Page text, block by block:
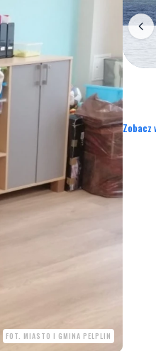
FOT. MIASTO I GMINA PELPLIN